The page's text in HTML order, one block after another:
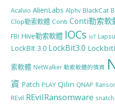
Acalvio AlienLabs Alphv BlackCat
Clop勒索軟體 Conti Conti勒索軟
FBI Hive勒索軟體 IOCs IoT
LockBIt 3.0 LockBit3.0
索軟體 NetWalker 勒索軟體的情資
資 Patch PLAY Qilin QNAP
REvil REvilRansomware snatch